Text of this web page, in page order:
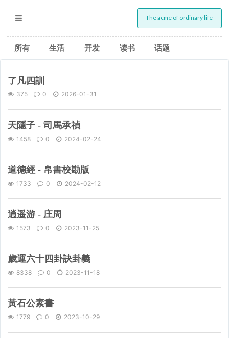
The acme of ordinary life
所有 生活 开发 读书 话题
了凡四訓
375 0 2026-01-31
天隱子 - 司馬承禎
1458 0 2024-02-24
道德經 - 帛書校勘版
1733 0 2024-02-12
逍遥游 - 庄周
1573 0 2023-11-25
歲運六十四卦訣卦義
8338 0 2023-11-18
黃石公素書
1779 0 2023-10-29